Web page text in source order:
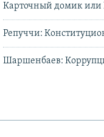
Карточный домик или
Репуччи:
Шаршенбаев: